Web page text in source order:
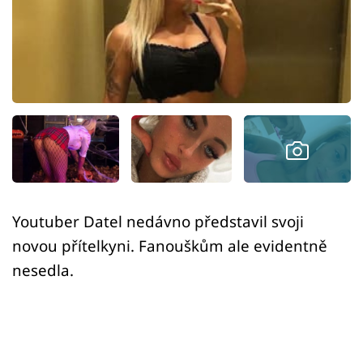
Sledujte prima+
Přihlášení
Sledujte nás
Youtuber Datel nedávno představil svoji
novou přítelkyni. Fanouškům ale evidentně
nesedla.